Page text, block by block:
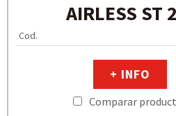
AIRLESS ST
Cod.
+ INFO
Comparar